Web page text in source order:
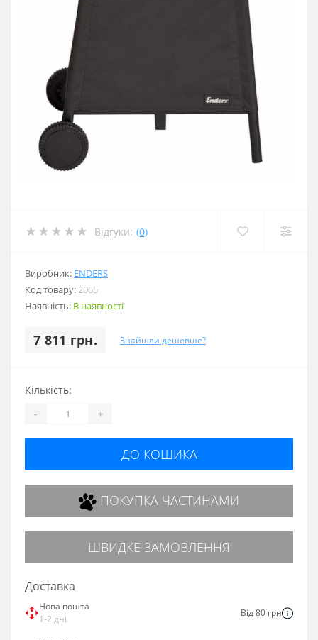
Відгуки: (0)
Виробник: ENDERS
Код товару:2065
Наявність: В наявності
7 811 грн. Знайшли дешевше?
Кількість:
- +
ДО КОШИКА
ПОКУПКА ЧАСТИНАМИ
ШВИДКЕ ЗАМОВЛЕННЯ
Доставка
Нова пошта
1-2 дні
Від 80 грн